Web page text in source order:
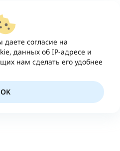
согласие на
данных об IP-адресе и
нам сделать его удобнее
OK